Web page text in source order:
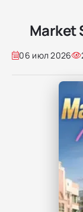
Market
06 июл 2026